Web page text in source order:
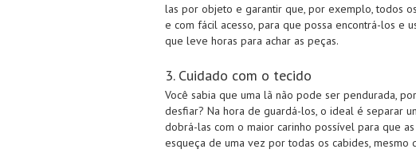
las por objeto e garantir que, por exemplo, todos
e com fácil acesso, para que possa encontrá-los e
que leve horas para achar as peças.
3. Cuidado com o tecido
Você sabia que uma lã não pode ser pendurada,
desfiar? Na hora de guardá-los, o ideal é separar
dobrá-las com o maior carinho possível para que
esqueça de uma vez por todas os cabides, mesmo